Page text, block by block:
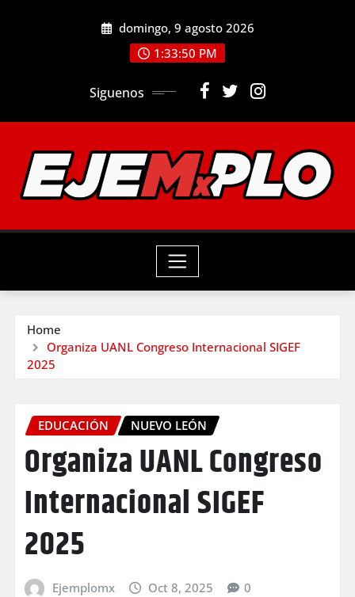
domingo, 9 agosto 2026
1:33:52 PM
Siguenos
Home
Organiza UANL Congreso Internacional SIGEF
2025
EDUCACIÓN NUEVO LEÓN
Organiza UANL Congreso
Internacional SIGEF
2025
Ejemplomx Oct 8, 2025 0